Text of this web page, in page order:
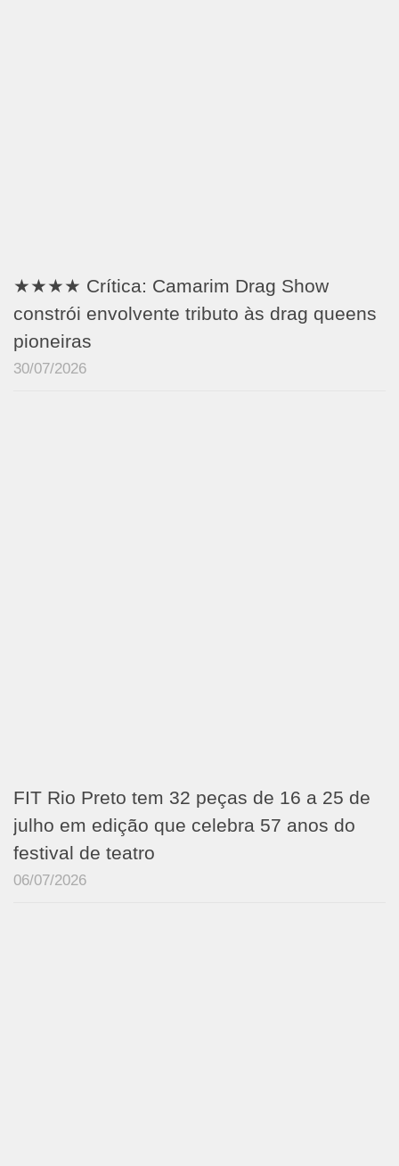
★★★★ Crítica: Camarim Drag Show
constrói envolvente tributo às drag queens
pioneiras
30/07/2026
FIT Rio Preto tem 32 peças de 16 a 25 de
julho em edição que celebra 57 anos do
festival de teatro
06/07/2026